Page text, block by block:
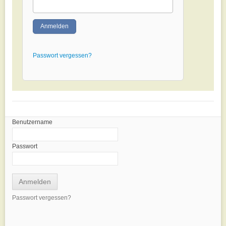
Anmelden
Passwort vergessen?
Benutzername
Passwort
Passwort vergessen?